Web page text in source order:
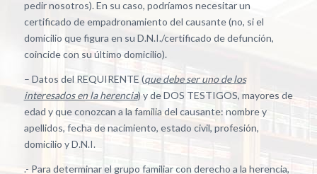
pedir nosotros). En su caso, podríamos necesitar un
certificado de empadronamiento del causante (no, si el
domicilio que figura en su D.N.I./certificado de defunción,
coincide con su último domicilio).
– Datos del REQUIRENTE (que debe ser uno de los
interesados en la herencia) y de DOS TESTIGOS, mayores de
edad y que conozcan a la familia del causante: nombre y
apellidos, fecha de nacimiento, estado civil, profesión,
domicilio y D.N.I.
.- Para determinar el grupo familiar con derecho a la herencia,